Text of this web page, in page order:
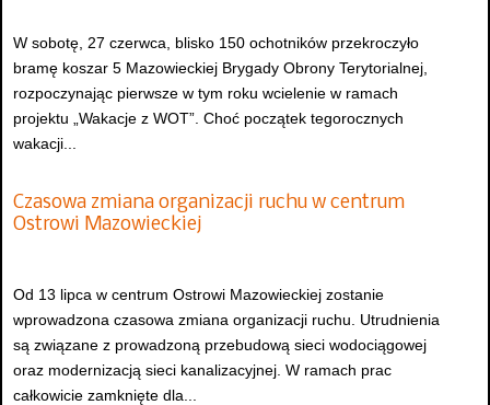
W sobotę, 27 czerwca, blisko 150 ochotników przekroczyło
bramę koszar 5 Mazowieckiej Brygady Obrony Terytorialnej,
rozpoczynając pierwsze w tym roku wcielenie w ramach
projektu „Wakacje z WOT”. Choć początek tegorocznych
wakacji...
Czasowa zmiana organizacji ruchu w centrum
Ostrowi Mazowieckiej
Od 13 lipca w centrum Ostrowi Mazowieckiej zostanie
wprowadzona czasowa zmiana organizacji ruchu. Utrudnienia
są związane z prowadzoną przebudową sieci wodociągowej
oraz modernizacją sieci kanalizacyjnej. W ramach prac
całkowicie zamknięte dla...